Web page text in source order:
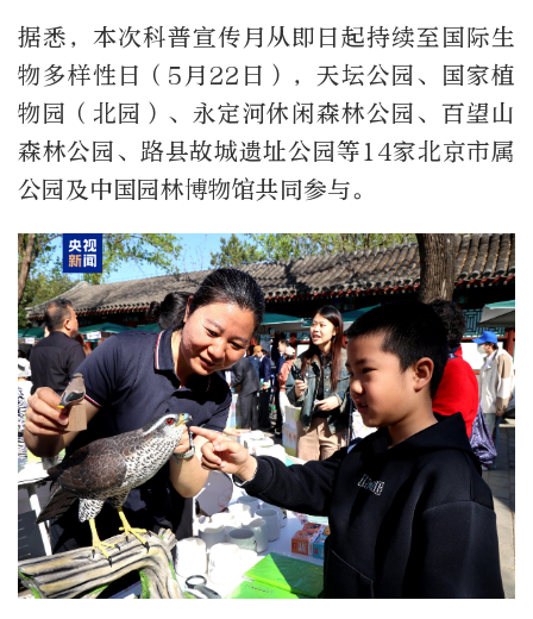
据悉，本次科普宣传月从即日起持续至国际生
物多样性日（5月22日），天坛公园、国家植
物园（北园）、永定河休闲森林公园、百望山
森林公园、路县故城遗址公园等14家北京市属
公园及中国园林博物馆共同参与。